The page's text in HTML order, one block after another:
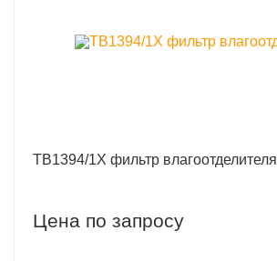
TB1394/1X фильтр влагоотделителя
Цена по запросу